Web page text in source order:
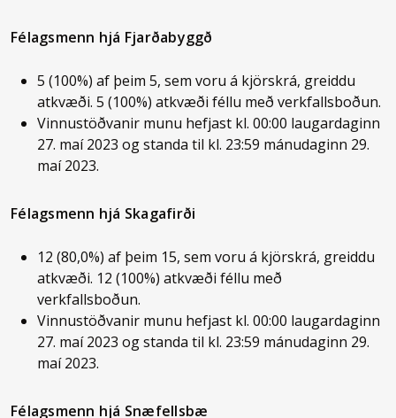
Félagsmenn hjá Fjarðabyggð
5 (100%) af þeim 5, sem voru á kjörskrá, greiddu
atkvæði. 5 (100%) atkvæði féllu með verkfallsboðun.
Vinnustöðvanir munu hefjast kl. 00:00 laugardaginn
27. maí 2023 og standa til kl. 23:59 mánudaginn 29.
maí 2023.
Félagsmenn hjá Skagafirði
12 (80,0%) af þeim 15, sem voru á kjörskrá, greiddu
atkvæði. 12 (100%) atkvæði féllu með
verkfallsboðun.
Vinnustöðvanir munu hefjast kl. 00:00 laugardaginn
27. maí 2023 og standa til kl. 23:59 mánudaginn 29.
maí 2023.
Félagsmenn hjá Snæfellsbæ